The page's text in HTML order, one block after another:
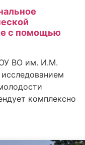
с помощью
ВО им. И.М.
комплексно